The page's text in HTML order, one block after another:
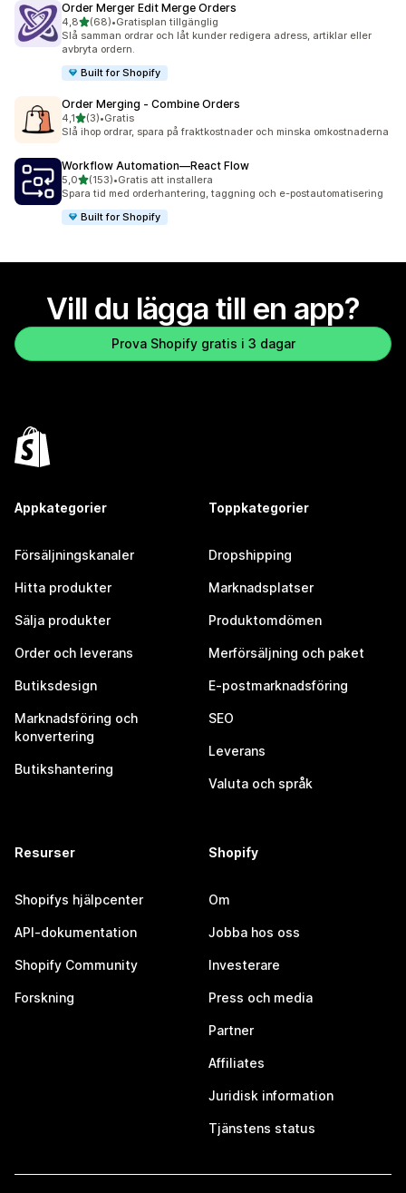
Order Merger Edit Merge Orders
4,8av 5 stjärnor
(68)
68 recensioner totalt
•Gratisplan tillgänglig
Slå samman ordrar och låt kunder redigera adress, artiklar eller
avbryta ordern.
Built for Shopify
Order Merging ‑ Combine Orders
4,1av 5 stjärnor
(3)
3 recensioner totalt
•Gratis
Slå ihop ordrar, spara på fraktkostnader och minska omkostnaderna
Workflow Automation—React Flow
5,0av 5 stjärnor
(153)
153 recensioner totalt
•Gratis att installera
Spara tid med orderhantering, taggning och e-postautomatisering
Built for Shopify
Vill du lägga till en app?
Prova Shopify gratis i 3 dagar
Appkategorier
Försäljningskanaler
Hitta produkter
Sälja produkter
Order och leverans
Butiksdesign
Marknadsföring och
konvertering
Butikshantering
Toppkategorier
Dropshipping
Marknadsplatser
Produktomdömen
Merförsäljning och paket
E-postmarknadsföring
SEO
Leverans
Valuta och språk
Resurser
Shopifys hjälpcenter
API-dokumentation
Shopify Community
Forskning
Shopify
Om
Jobba hos oss
Investerare
Press och media
Partner
Affiliates
Juridisk information
Tjänstens status